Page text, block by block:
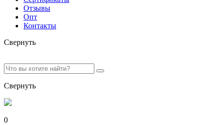
Отзывы
Опт
Контакты
Свернуть
Свернуть
0